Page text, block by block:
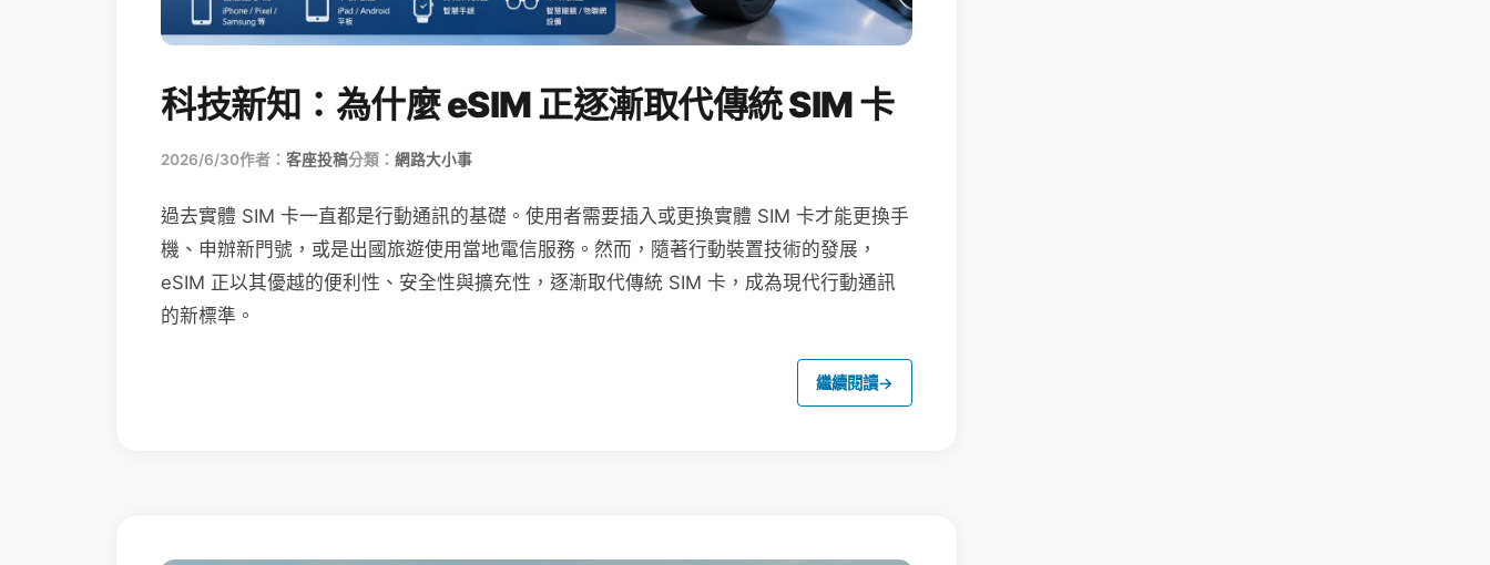
科技新知：為什麼 eSIM 正逐漸取代傳統 SIM 卡
2026/6/30作者： 客座投稿分類： 網路大小事
過去實體 SIM 卡一直都是行動通訊的基礎。使用者需要插入或更換實體 SIM 卡才能更換手
機、申辦新門號，或是出國旅遊使用當地電信服務。然而，隨著行動裝置技術的發展，
eSIM 正以其優越的便利性、安全性與擴充性，逐漸取代傳統 SIM 卡，成為現代行動通訊
的新標準。
繼續閱讀→